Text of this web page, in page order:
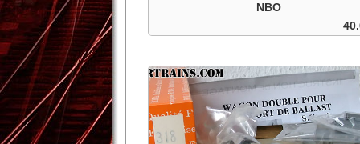
NBO
In den Warenkorb
Details